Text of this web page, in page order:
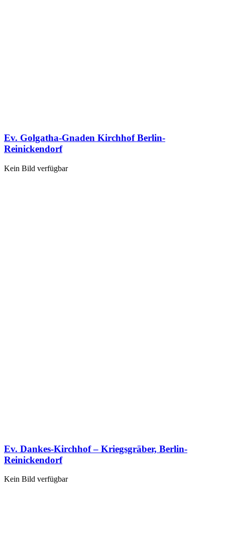
Ev. Golgatha-Gnaden Kirchhof Berlin-
Reinickendorf
Kein Bild verfügbar
Ev. Dankes-Kirchhof – Kriegsgräber, Berlin-
Reinickendorf
Kein Bild verfügbar